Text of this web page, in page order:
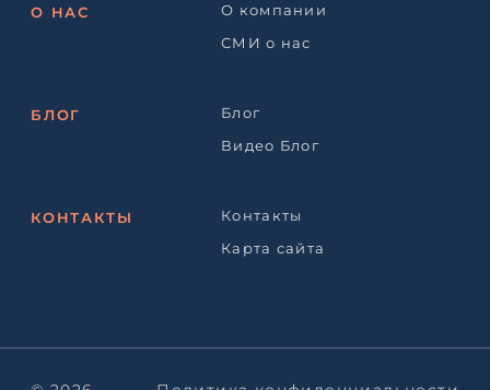
О НАС
О компании
СМИ о нас
БЛОГ
Блог
Видео Блог
КОНТАКТЫ
Контакты
Карта сайта